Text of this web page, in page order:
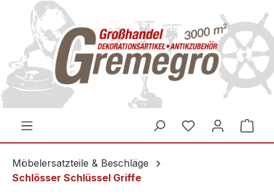
springen
Möbelersatzteile & Beschläge
Schlösser Schlüssel Griffe